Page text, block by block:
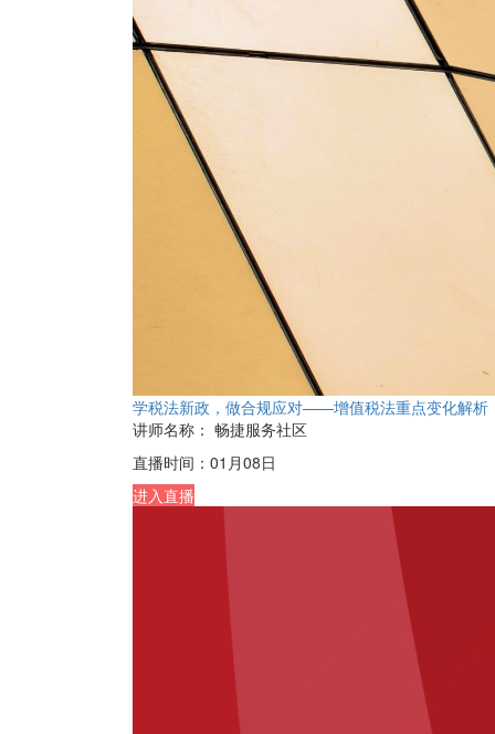
学税法新政，做合规应对——增值税法重点变化解析
讲师名称： 畅捷服务社区
直播时间： 01月08日
进入直播